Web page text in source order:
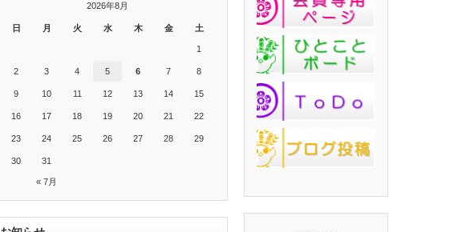
2026年8月
日 月 火 水 木 金 土
« 7月
1
2 3 4 5 6 7 8
9 10 11 12 13 14 15
16 17 18 19 20 21 22
23 24 25 26 27 28 29
30 31